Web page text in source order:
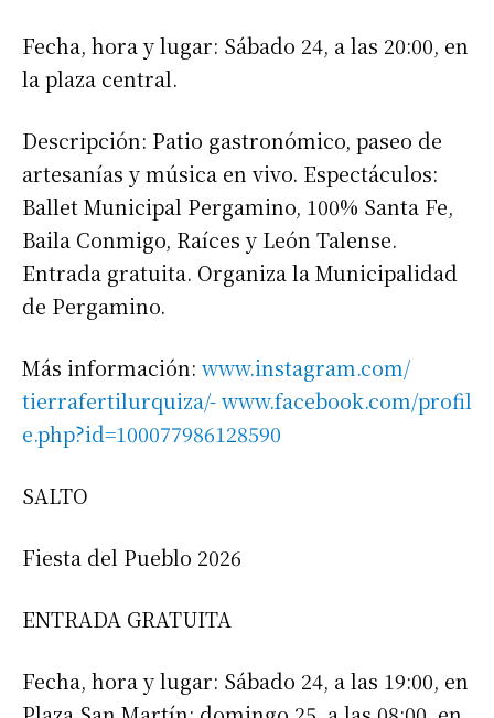
Nombre
Fecha, hora y lugar: Sábado 24, a las 20:00, en
la plaza central.
Descripción: Patio gastronómico, paseo de
artesanías y música en vivo. Espectáculos:
Ballet Municipal Pergamino, 100% Santa Fe,
Baila Conmigo, Raíces y León Talense.
Entrada gratuita. Organiza la Municipalidad
de Pergamino.
Más información: www.instagram.com/
tierrafertilurquiza/-www.facebook.com/profil
e.php?id=100077986128590
SALTO
Fiesta del Pueblo 2026
ENTRADA GRATUITA
Fecha, hora y lugar: Sábado 24, a las 19:00, en